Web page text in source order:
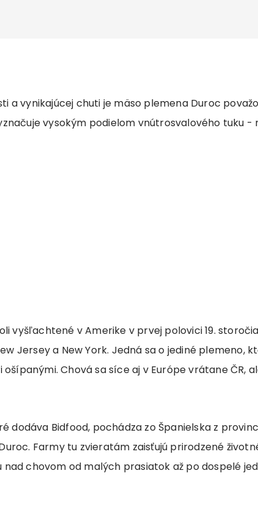
a vynikajúcej chuti je mäso plemena Duroc
vysokým podielom vnútrosvalového tuku
vyšľachtené v Amerike v prvej polovici 19.
Jersey a New York. Jedná sa o jediné plemeno,
Chová sa síce aj v Európe vrátane ČR,
dodáva Bidfood, pochádza zo Španielska z
Farmy tu zvieratám zaisťujú prirodzené
chovom od malých prasiatok až po dospelé